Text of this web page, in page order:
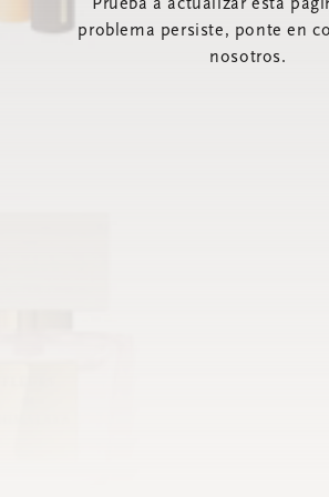
Prueba a actualizar esta
problema persiste, ponte en
nosotros.